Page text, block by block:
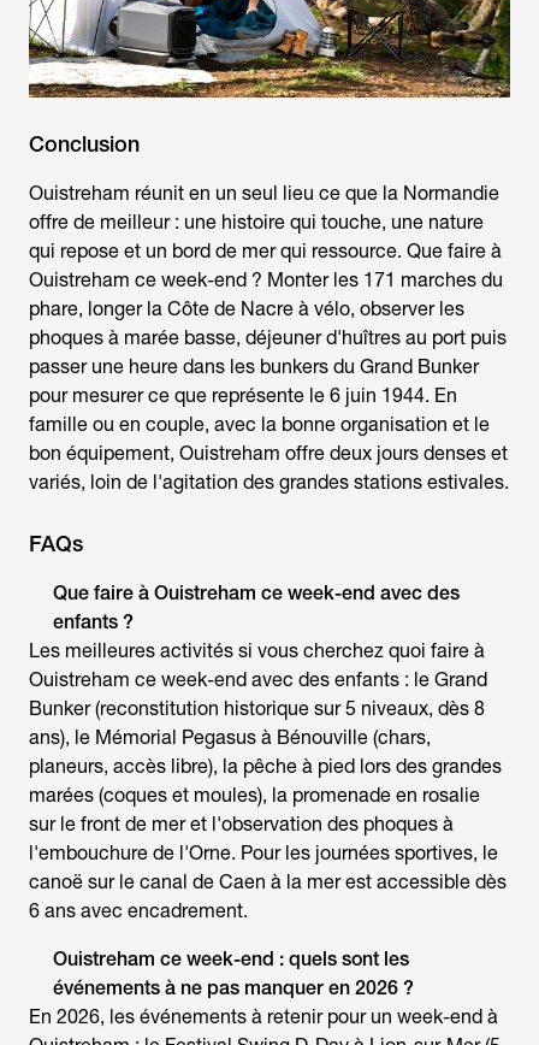
Conclusion
Ouistreham réunit en un seul lieu ce que la Normandie
offre de meilleur : une histoire qui touche, une nature
qui repose et un bord de mer qui ressource. Que faire à
Ouistreham ce week-end ? Monter les 171 marches du
phare, longer la Côte de Nacre à vélo, observer les
phoques à marée basse, déjeuner d'huîtres au port puis
passer une heure dans les bunkers du Grand Bunker
pour mesurer ce que représente le 6 juin 1944. En
famille ou en couple, avec la bonne organisation et le
bon équipement, Ouistreham offre deux jours denses et
variés, loin de l'agitation des grandes stations estivales.
FAQs
Que faire à Ouistreham ce week-end avec des
enfants ?
Les meilleures activités si vous cherchez quoi faire à
Ouistreham ce week-end avec des enfants : le Grand
Bunker (reconstitution historique sur 5 niveaux, dès 8
ans), le Mémorial Pegasus à Bénouville (chars,
planeurs, accès libre), la pêche à pied lors des grandes
marées (coques et moules), la promenade en rosalie
sur le front de mer et l'observation des phoques à
l'embouchure de l'Orne. Pour les journées sportives, le
canoë sur le canal de Caen à la mer est accessible dès
6 ans avec encadrement.
Ouistreham ce week-end : quels sont les
événements à ne pas manquer en 2026 ?
En 2026, les événements à retenir pour un week-end à